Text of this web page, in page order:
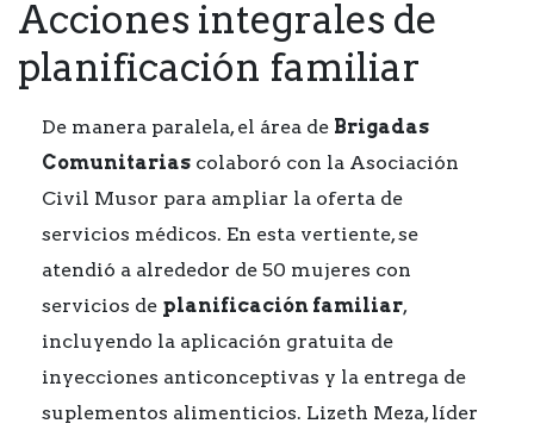
Acciones integrales de
planificación familiar
De manera paralela, el área de Brigadas
Comunitarias colaboró con la Asociación
Civil Musor para ampliar la oferta de
servicios médicos. En esta vertiente, se
atendió a alrededor de 50 mujeres con
servicios de planificación familiar,
incluyendo la aplicación gratuita de
inyecciones anticonceptivas y la entrega de
suplementos alimenticios. Lizeth Meza, líder